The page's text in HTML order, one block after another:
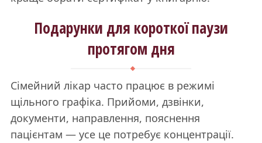
Подарунки для короткої паузи
протягом дня
Сімейний лікар часто працює в режимі
щільного графіка. Прийоми, дзвінки,
документи, направлення, пояснення
пацієнтам — усе це потребує концентрації.